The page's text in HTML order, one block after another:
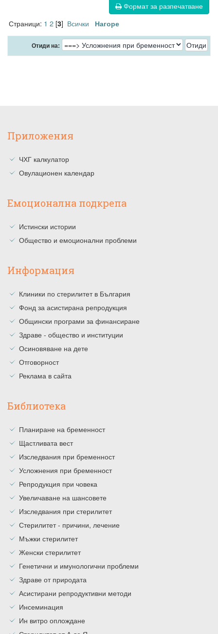
Формат за разпечатване
Страници: 1 2[3] Всички Нагоре
Отиди на:
Приложения
ЧХГ калкулатор
Овулационен календар
Емоционална подкрепа
Истински истории
Общество и емоционални проблеми
Информация
Клиники по стерилитет в България
Фонд за асистирана репродукция
Общински програми за финансиране
Здраве - общество и институции
Осиновяване на дете
Отговорност
Реклама в сайта
Библиотека
Планиране на бременност
Щастливата вест
Изследвания при бременност
Усложнения при бременност
Репродукция при човека
Увеличаване на шансовете
Изследвания при стерилитет
Стерилитет - причини, лечение
Мъжки стерилитет
Женски стерилитет
Генетични и имунологични проблеми
Здраве от природата
Асистирани репродуктивни методи
Инсеминация
Ин витро оплождане